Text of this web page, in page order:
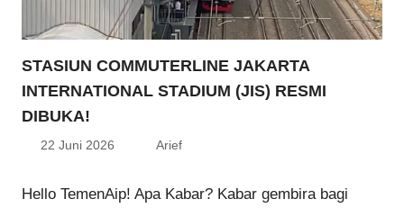
STASIUN COMMUTERLINE JAKARTA
INTERNATIONAL STADIUM (JIS) RESMI
DIBUKA!
22 Juni 2026 Arief
Hello TemenAip! Apa Kabar? Kabar gembira bagi